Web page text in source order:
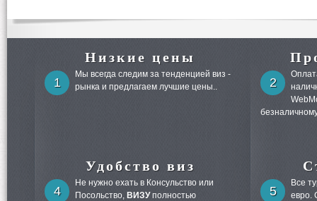
Низкие цены
1
Мы всегда следим за тенденцией виз -
рынка и предлагаем лучшие цены..
2
Удобство виз
4
Не нужно ехать в Консульство или
Посольство, ВИЗУполностью
5
Все
евро.